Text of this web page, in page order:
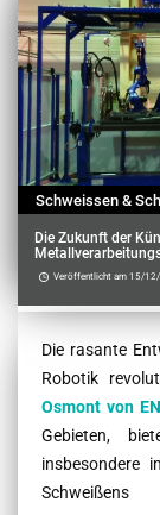
Schweissen &
Die Zukunft der
Veröffentlicht am 15/
Contenu
Die rasante
Robotik
Osmont von
Gebieten,
insbesondere
Schweißens